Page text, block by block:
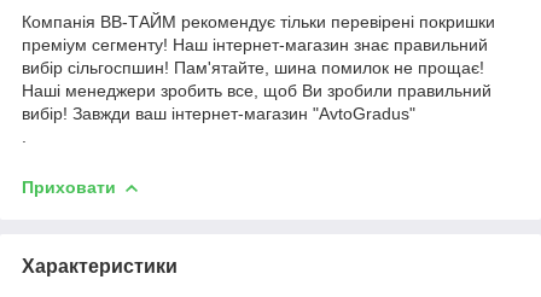
Компанія ВВ-ТАЙМ рекомендує тільки перевірені покришки
преміум сегменту! Наш інтернет-магазин знає правильний
вибір сільгоспшин! Пам'ятайте, шина помилок не прощає!
Наші менеджери зробить все, щоб Ви зробили правильний
вибір! Завжди ваш інтернет-магазин "AvtoGradus"
Приховати
Характеристики